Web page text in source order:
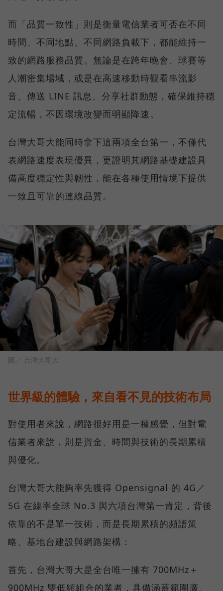
而「品質一致性」則是衡量電信業者可否在不同
時間、不同地點、不同網路負載下，都能維持一
致的網路服務品質。無論是在跨年晚會、球賽等
人潮密集場域，或是在高速移動時觀看串流影
音、傳送 LINE 訊息、分享社群動態，確保維持穩
定流暢，不因環境改變而明顯降速。
台灣大哥大能同時拿下這兩項全台第一，不僅代
表網路速度表現優異，更證明其網路基礎建設具
備高度穩定性與韌性，能在各種使用情境下提供
一致且可靠的連線品質。
圖／ 台灣大哥大
世界級的體驗，來自看不見的技術布局
對使用者來說，網路很好用是一種感覺，但對電
信業者來說，則是資金、時間與技術的長期累積
與優化。
台灣大哥大能夠率先獲得 Opensignal 的 4G／
5G 在線率全球 No.3 與六項台灣第一肯定，背後
依靠的不是單一技術，而是長期累積的頻譜策
略、基地台建設與網路架構：
首先，台灣大哥大是全台唯一擁有 700MHz＋
900MHz 雙低頻組合的業者，具備涵蓋範圍廣、